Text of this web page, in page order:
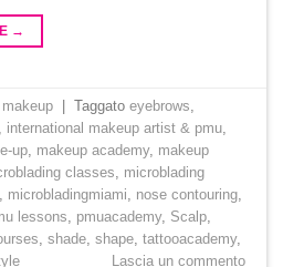
→
Taggatoeyebrows
international makeup artist & pmu
up makeup academy, makeup
classes
microblading
microbladingmiami nose contouring
lessons pmuacademy, Scalp
,shade ,shape ,tattooacademy,
Lascia un commento